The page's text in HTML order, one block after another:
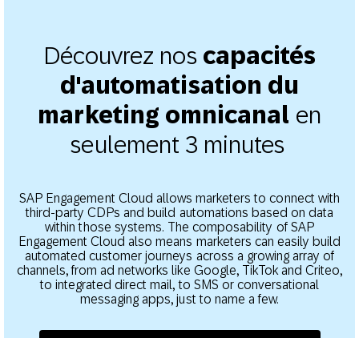
Découvrez nos capacités
d'automatisation du
marketing omnicanal en
seulement 3 minutes
SAP Engagement Cloud allows marketers to connect with
third-party CDPs and build automations based on data
within those systems. The composability of SAP
Engagement Cloud also means marketers can easily build
automated customer journeys across a growing array of
channels, from ad networks like Google, TikTok and Criteo,
to integrated direct mail, to SMS or conversational
messaging apps, just to name a few.